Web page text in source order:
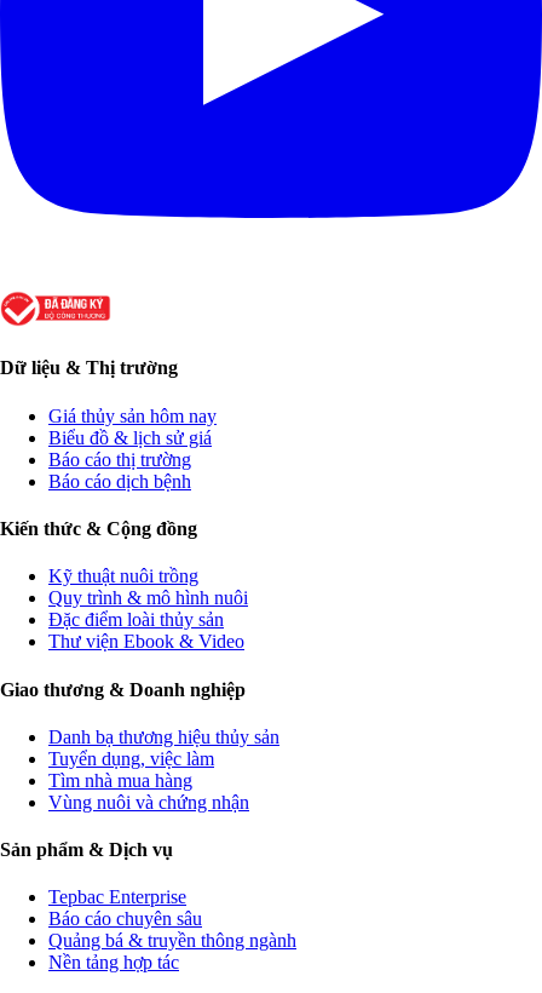
Dữ liệu & Thị trường
Giá thủy sản hôm nay
Biểu đồ & lịch sử giá
Báo cáo thị trường
Báo cáo dịch bệnh
Kiến thức & Cộng đồng
Kỹ thuật nuôi trồng
Quy trình & mô hình nuôi
Đặc điểm loài thủy sản
Thư viện Ebook & Video
Giao thương & Doanh nghiệp
Danh bạ thương hiệu thủy sản
Tuyển dụng, việc làm
Tìm nhà mua hàng
Vùng nuôi và chứng nhận
Sản phẩm & Dịch vụ
Tepbac Enterprise
Báo cáo chuyên sâu
Quảng bá & truyền thông ngành
Nền tảng hợp tác